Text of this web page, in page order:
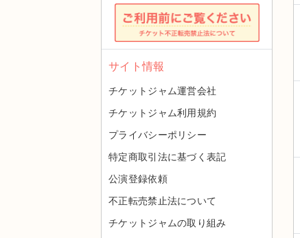
サイト情報
チケットジャム運営会社
チケットジャム利用規約
プライバシーポリシー
特定商取引法に基づく表記
公演登録依頼
不正転売禁止法について
チケットジャムの取り組み